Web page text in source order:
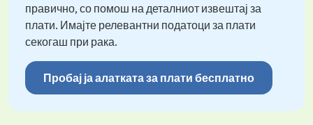
правично, со помош на деталниот извештај за
плати. Имајте релевантни податоци за плати
секогаш при рака.
Пробај ја алатката за плати бесплатно